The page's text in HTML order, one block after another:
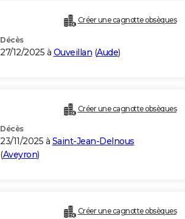
Créer une cagnotte obsèques
Décès
27/12/2025 à Ouveillan (Aude)
Créer une cagnotte obsèques
Décès
23/11/2025 à Saint-Jean-Delnous
(Aveyron)
Créer une cagnotte obsèques